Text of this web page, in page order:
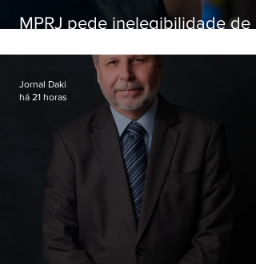
MPRJ pede inelegibilidade de
Jornal Daki
há 21 horas